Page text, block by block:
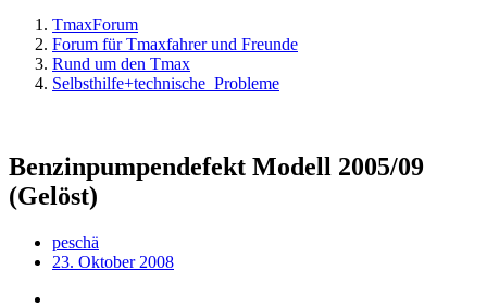
TmaxForum
Forum für Tmaxfahrer und Freunde
Rund um den Tmax
Selbsthilfe+technische_Probleme
Benzinpumpendefekt Modell 2005/09
(Gelöst)
peschä
23. Oktober 2008